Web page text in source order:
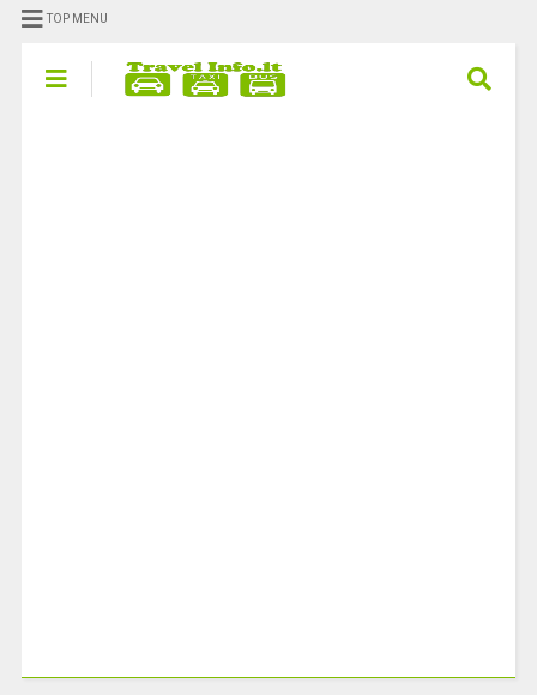
TOP MENU